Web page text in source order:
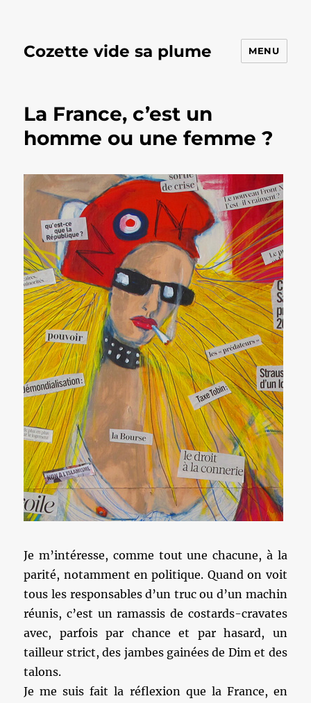
Cozette vide sa plume MENU
La France, c’est un
homme ou une femme ?
Je m’intéresse, comme tout une chacune, à la
parité, notamment en politique. Quand on voit
tous les responsables d’un truc ou d’un machin
réunis, c’est un ramassis de costards-cravates
avec, parfois par chance et par hasard, un
tailleur strict, des jambes gainées de Dim et des
talons.
Je me suis fait la réflexion que la France, en